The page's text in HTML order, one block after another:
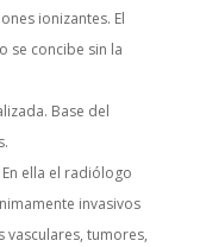
ionizantes. El
se concibe sin la
Base del
ella el radiólogo
invasivos
vasculares, tumores,